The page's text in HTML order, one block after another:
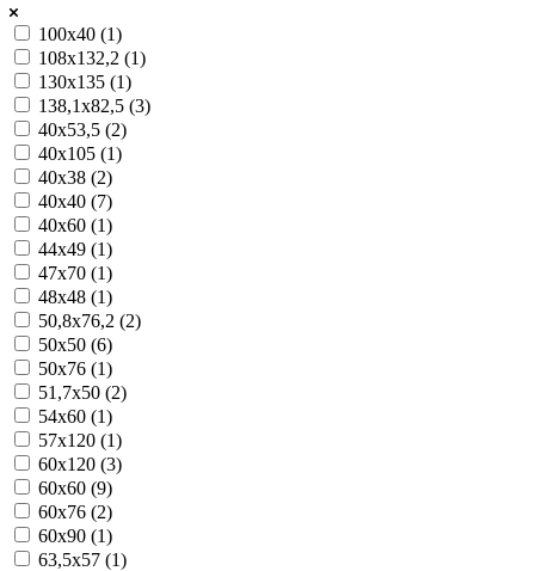
100х40 (1)
108х132,2 (1)
130х135 (1)
138,1х82,5 (3)
40x53,5 (2)
40х105 (1)
40х38 (2)
40х40 (7)
40х60 (1)
44х49 (1)
47х70 (1)
48х48 (1)
50,8х76,2 (2)
50х50 (6)
50х76 (1)
51,7х50 (2)
54х60 (1)
57х120 (1)
60х120 (3)
60х60 (9)
60х76 (2)
60х90 (1)
63,5х57 (1)